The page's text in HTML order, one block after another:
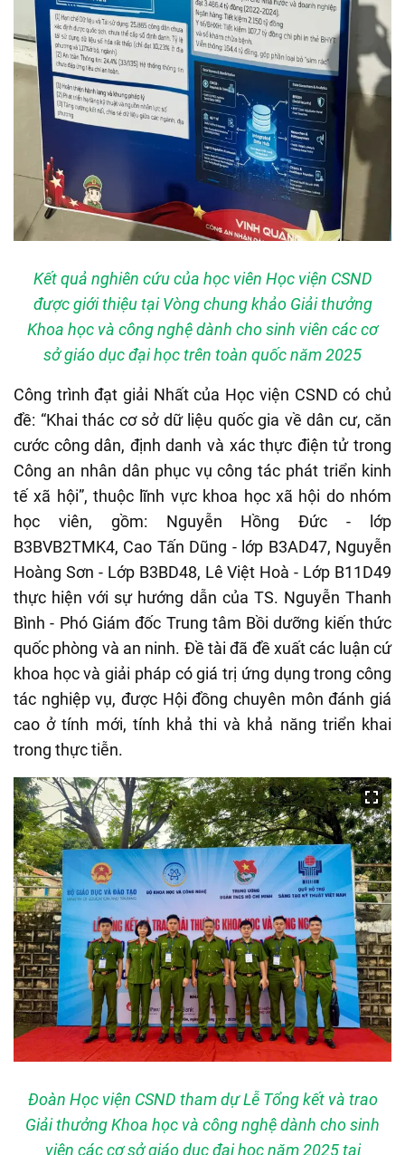
Kết quả nghiên cứu của học viên Học viện CSND
được giới thiệu tại Vòng chung khảo Giải thưởng
Khoa học và công nghệ dành cho sinh viên các cơ
sở giáo dục đại học trên toàn quốc năm 2025
Công trình đạt giải Nhất của Học viện CSND có chủ
đề: “Khai thác cơ sở dữ liệu quốc gia về dân cư, căn
cước công dân, định danh và xác thực điện tử trong
Công an nhân dân phục vụ công tác phát triển kinh
tế xã hội”, thuộc lĩnh vực khoa học xã hội do nhóm
học viên, gồm: Nguyễn Hồng Đức - lớp
B3BVB2TMK4, Cao Tấn Dũng - lớp B3AD47, Nguyễn
Hoàng Sơn - Lớp B3BD48, Lê Việt Hoà - Lớp B11D49
thực hiện với sự hướng dẫn của TS. Nguyễn Thanh
Bình - Phó Giám đốc Trung tâm Bồidưỡng kiến thức
quốc phòng và an ninh. Đề tài đã đề xuất các luận cứ
khoa học và giải pháp có giá trị ứng dụng trong công
tác nghiệp vụ, được Hội đồng chuyên môn đánh giá
cao ở tính mới, tính khả thi và khả năng triển khai
trong thực tiễn.
Đoàn Học viện CSND tham dự Lễ Tổng kết và trao
Giải thưởng Khoa học và công nghệ dành cho sinh
viên các cơ sở giáo dục đại học năm 2025 tại